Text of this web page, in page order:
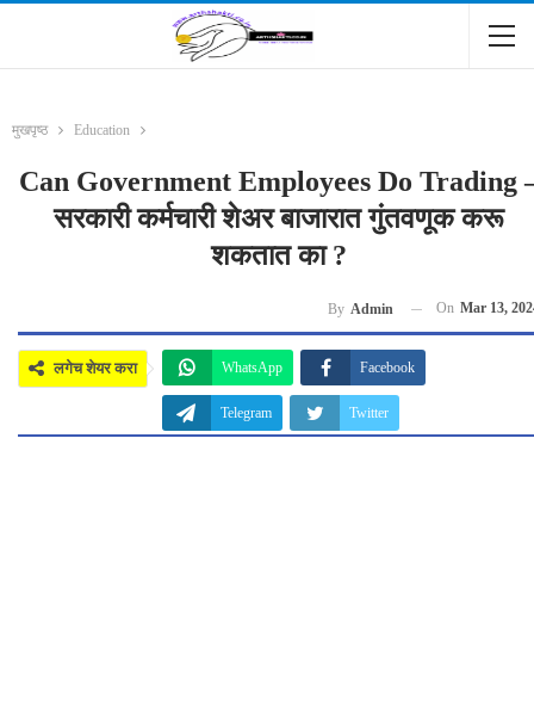
मुखपृष्ठ Education
Can Government Employees Do Trading
सरकारी कर्मचारी शेअर बाजारात गुंतवणूक करू
शकतात का ?
By Admin On Mar 13,
लगेच शेयर करा WhatsApp Facebook
Telegram Twitter